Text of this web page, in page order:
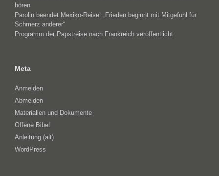
hören
Parolin beendet Mexiko-Reise: „Frieden beginnt mit Mitgefühl für
Schmerz anderer“
Programm der Papstreise nach Frankreich veröffentlicht
Meta
Anmelden
Abmelden
Materialien und Dokumente
Offene Bibel
Anleitung (alt)
WordPress